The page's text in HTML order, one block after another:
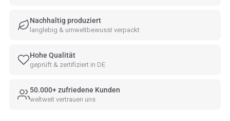
Nachhaltig produziert
langlebig & umweltbewusst verpackt
Hohe Qualität
geprüft & zertifiziert in DE
50.000+ zufriedene Kunden
weltweit vertrauen uns